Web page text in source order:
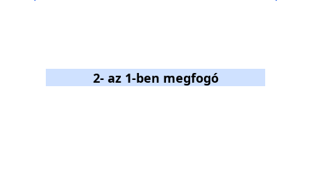
2- az 1-ben megfogó